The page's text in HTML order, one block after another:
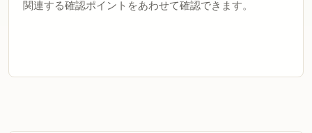
関連する確認ポイントをあわせて確認できます。